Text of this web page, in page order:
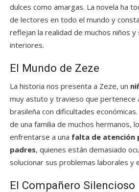
dulces como amargas. La novela ha
de lectores en todo el mundo y
reflejan la realidad de muchos niños y
interiores.
El Mundo de Zeze
La historia nos presenta a Zeze, un
muy astuto y travieso que pertenece
brasileña con dificultades
de una familia de muchos hermanos,
enfrentarse a una falta de atención
padres, quienes están demasiado
solucionar sus problemas laborales y
El Compañero Silencioso